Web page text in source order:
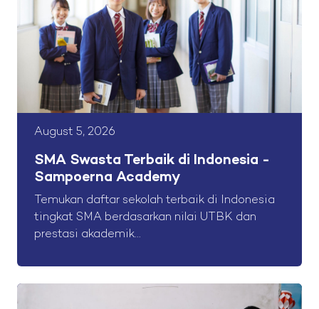
August 5, 2026
SMA Swasta Terbaik di Indonesia -
Sampoerna Academy
Temukan daftar sekolah terbaik di Indonesia
tingkat SMA berdasarkan nilai UTBK dan
prestasi akademik...